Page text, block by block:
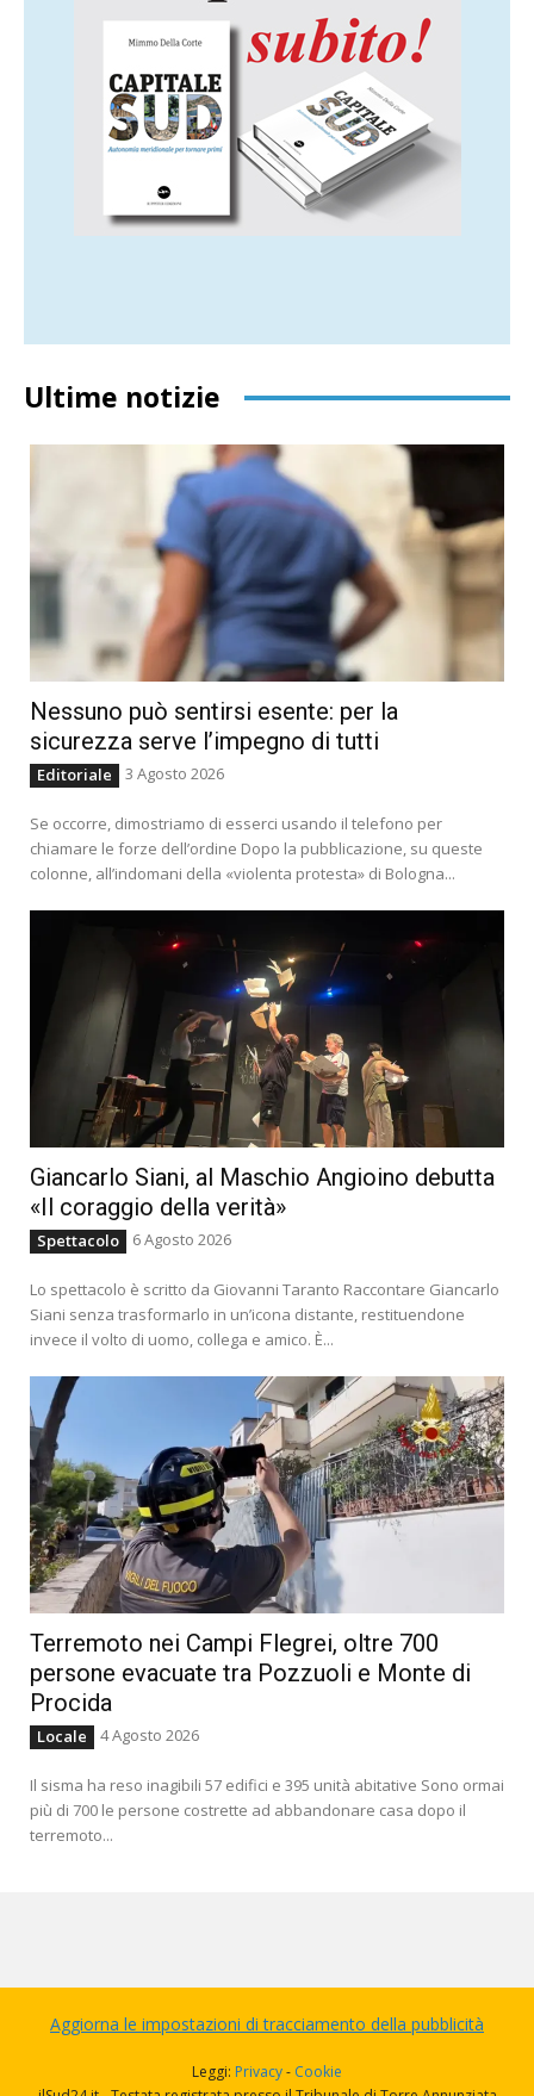
Ultime notizie
Nessuno può sentirsi esente: per la
sicurezza serve l’impegno di tutti
Editoriale 3 Agosto 2026
Se occorre, dimostriamo di esserci usando il telefono per
chiamare le forze dell’ordine Dopo la pubblicazione, su queste
colonne, all’indomani della «violenta protesta» di Bologna...
Giancarlo Siani, al Maschio Angioino debutta
«Il coraggio della verità»
Spettacolo 6 Agosto 2026
Lo spettacolo è scritto da Giovanni Taranto Raccontare Giancarlo
Siani senza trasformarlo in un’icona distante, restituendone
invece il volto di uomo, collega e amico. È...
Terremoto nei Campi Flegrei, oltre 700
persone evacuate tra Pozzuoli e Monte di
Procida
Locale 4 Agosto 2026
Il sisma ha reso inagibili 57 edifici e 395 unità abitative Sono ormai
più di 700 le persone costrette ad abbandonare casa dopo il
terremoto...
Aggiorna le impostazioni di tracciamento della pubblicità
Leggi: Privacy- Cookie